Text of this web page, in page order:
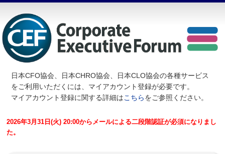
日本CFO協会、日本CHRO協会、日本CLO協会の各種サービス
をご利用いただくには、マイアカウント登録が必要です。
マイアカウント登録に関する詳細はこちらをご参照ください。
2026年3月31日(火) 20:00からメールによる二段階認証が必須になりまし
た。